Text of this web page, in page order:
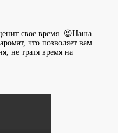
свое время. 😉Наша
что позволяет вам
не тратя время на